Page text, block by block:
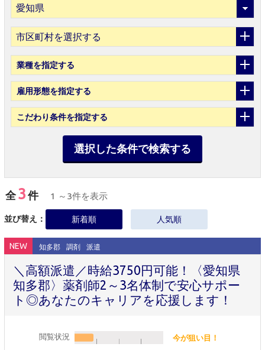
市区町村を選択する
業種を指定する
雇用形態を指定する
こだわり条件を指定する
選択した条件で検索する
全3 件 1 ～3件を表示
並び替え： 新着順 人気順
NEW 知多郡 調剤 派遣
＼高額派遣／時給3750円可能！〈愛知県
知多郡〉薬剤師2～3名体制で安心サポー
ト◎あなたのキャリアを応援します！
閲覧状況 今が狙い目！